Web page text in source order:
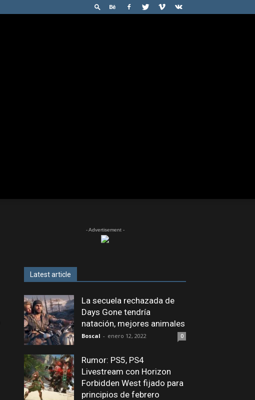
- Advertisement -
Latest article
La secuela rechazada de
Days Gone tendría
natación, mejores animales
Boscal - enero 12, 2022 0
Rumor: PS5, PS4
Livestream con Horizon
Forbidden West fijado para
principios de febrero